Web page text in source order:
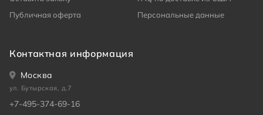
Публичная оферта
Персональные данные
Контактная информация
Москва
ул. Бутырская, д.7
+7-495-374-69-16